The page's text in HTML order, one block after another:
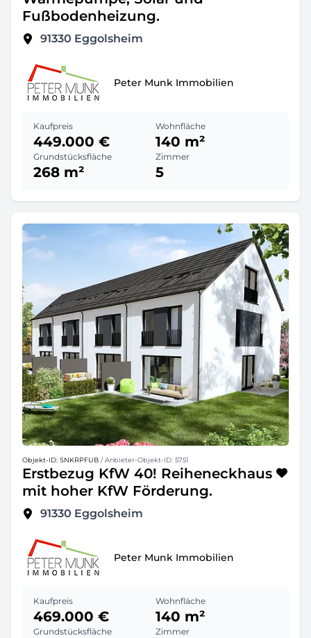
Fußbodenheizung.
91330 Eggolsheim
Peter Munk Immobilien
Kaufpreis
449.000 €
Wohnfläche
140 m²
Grundstücksfläche
268 m²
Zimmer
5
Objekt-ID: SNKRPFUB / Anbieter-Objekt-ID: 5751
Erstbezug KfW 40! Reiheneckhaus
mit hoher KfW Förderung.
91330 Eggolsheim
Peter Munk Immobilien
Kaufpreis
469.000 €
Wohnfläche
140 m²
Grundstücksfläche Zimmer